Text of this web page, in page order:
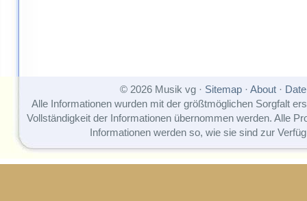
© 2026 Musik vg · Sitemap· About·
Alle Informationen wurden mit der größtmöglichen Sorgfalt
Vollständigkeit der Informationen übernommen werden. Alle
Informationen werden so, wie sie sind zur